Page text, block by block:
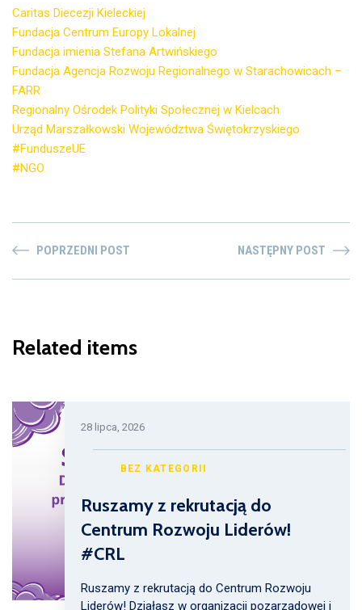
Caritas Diecezji Kieleckiej
Fundacja Centrum Europy Lokalnej
Fundacja imienia Stefana Artwińskiego
Fundacja Agencja Rozwoju Regionalnego w Starachowicach –
FARR
Regionalny Ośrodek Polityki Społecznej w Kielcach
Urząd Marszałkowski Województwa Świętokrzyskiego
#FunduszeUE
#NGO
POPRZEDNI POST NASTĘPNY POST
Related items
28 lipca, 2026
BEZ KATEGORII
Ruszamy z rekrutacją do
Centrum Rozwoju Liderów!
#CRL
Ruszamy z rekrutacją do Centrum Rozwoju
Liderów! Działasz w organizacji pozarządowej i